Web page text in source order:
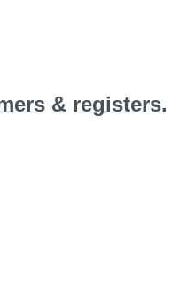
& registers.